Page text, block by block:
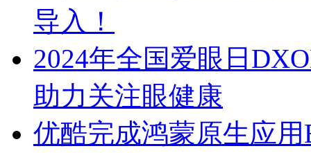
导入！
2024年全国爱眼日
助力关注眼健康
优酷完成鸿蒙原生应